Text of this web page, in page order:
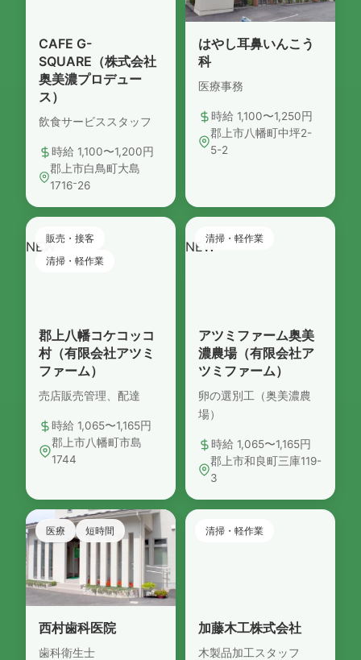
CAFE G-
SQUARE（株式会社
奥美濃プロデュー
ス）
飲食サービススタッフ
時給 1,100〜1,200円
郡上市白鳥町大島
1716⁻26
NEW
はやし耳鼻いんこう
科
医療事務
時給 1,100〜1,250円
郡上市八幡町中坪2-
5-2
販売・接客
清掃・軽作業
NEW
郡上八幡コケコッコ
村（有限会社アツミ
ファーム）
売店販売管理、配達
時給 1,065〜1,165円
郡上市八幡町市島
1744
清掃・軽作業
NEW
アツミファーム奥美
濃農場（有限会社ア
ツミファーム）
卵の選別工（奥美濃農
場）
時給 1,065〜1,165円
郡上市和良町三庫119-
3
医療 短時間
NEW
西村歯科医院
歯科衛生士
清掃・軽作業
加藤木工株式会社
木製品加工スタッフ